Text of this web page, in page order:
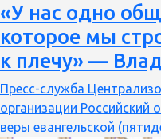
и
и
«У нас одно
которое мы
к плечу» —
Пресс-служба
организации Российский
веры евангельской